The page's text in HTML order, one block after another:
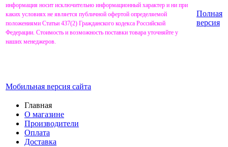
информация носит исключительно информационный характер и ни при
каких условиях не является публичной офертой определяемой
положениями Статьи 437(2) Гражданского кодекса Российской
Федерации. Стоимость и возможность поставки товара уточняйте у
наших менеджеров.
Мобильная версия сайта
Полная
версия
Главная
О магазине
Производители
Оплата
Доставка